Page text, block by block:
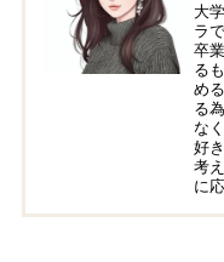
大
ラ
卒
る
め
る
な
好
考
に